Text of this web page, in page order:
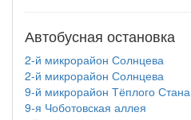
Автобусная остановка
2-й микрорайон Солнцева
2-й микрорайон Солнцева
9-й микрорайон Тёплого Стана
9-я Чоботовская аллея